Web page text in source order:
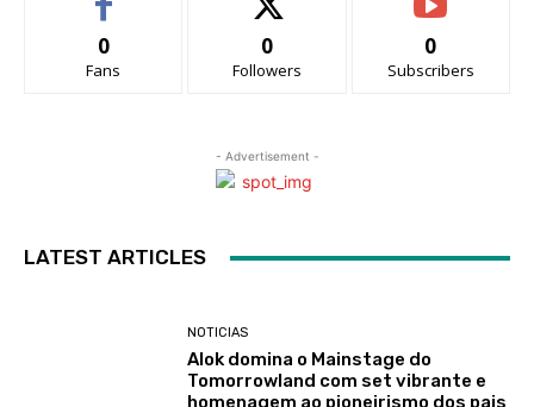
0
Fans
0
Followers
0
Subscribers
- Advertisement -
LATEST ARTICLES
NOTICIAS
Alok domina o Mainstage do
Tomorrowland com set vibrante e
homenagem ao pioneirismo dos pais